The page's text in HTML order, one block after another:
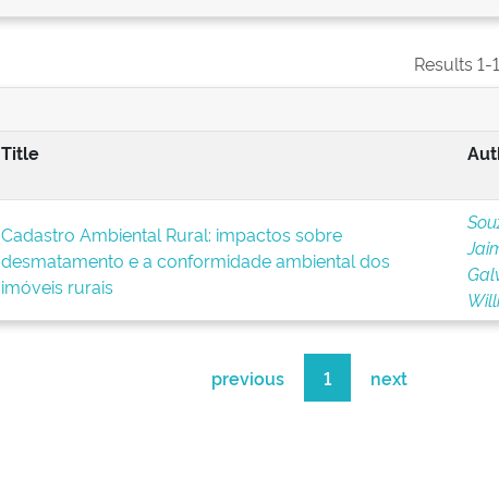
Results
Title
Cadastro Ambiental Rural: impactos sobre
desmatamento e a conformidade ambiental dos
imóveis rurais
previous 1 next